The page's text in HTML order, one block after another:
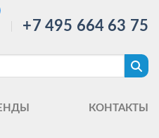
+7 495 664 63 75
КОНТАКТЫ